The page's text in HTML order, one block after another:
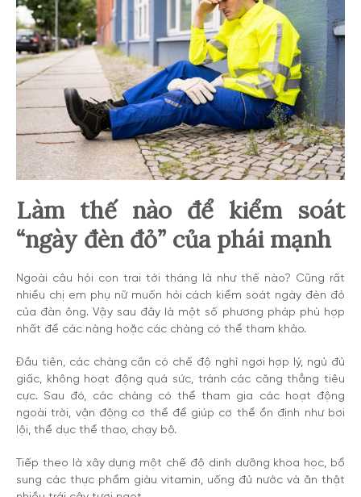
Làm thế nào để kiểm soát
“ngày đèn đỏ” của phái mạnh
Ngoài câu hỏi con trai tới tháng là như thế nào? Cũng rất
nhiều chị em phụ nữ muốn hỏi cách kiểm soát ngày đèn đỏ
của đàn ông. Vậy sau đây là một số phương pháp phù hợp
nhất để các nàng hoặc các chàng có thể tham khảo.
Đầu tiên, các chàng cần có chế độ nghỉ ngơi hợp lý, ngủ đủ
giấc, không hoạt động quá sức, tránh các căng thẳng tiêu
cực. Sau đó, các chàng có thể tham gia các hoạt động
ngoài trời, vận động cơ thể để giúp cơ thể ổn định như bơi
lội, thể dục thể thao, chạy bộ.
Tiếp theo là xây dựng một chế độ dinh dưỡng khoa học, bổ
sung các thực phẩm giàu vitamin, uống đủ nước và ăn thật